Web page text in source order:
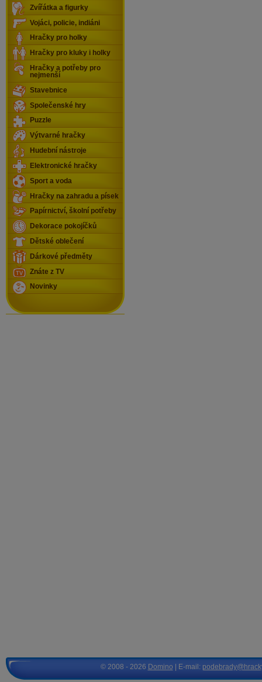
Zvířátka a figurky
Vojáci, policie, indiáni
Hračky pro holky
Hračky pro kluky i holky
Hračky a potřeby pro
nejmenší
Stavebnice
Společenské hry
Puzzle
Výtvarné hračky
Hudební nástroje
Elektronické hračky
Sport a voda
Hračky na zahradu a písek
Papírnictví, školní potřeby
Dekorace pokojíčků
Dětské oblečení
Dárkové předměty
Znáte z TV
Novinky
© 2008 - 2026 Domino | E-mail: